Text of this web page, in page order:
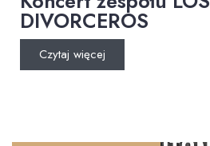
DIVORCEROS
Czytaj więcej